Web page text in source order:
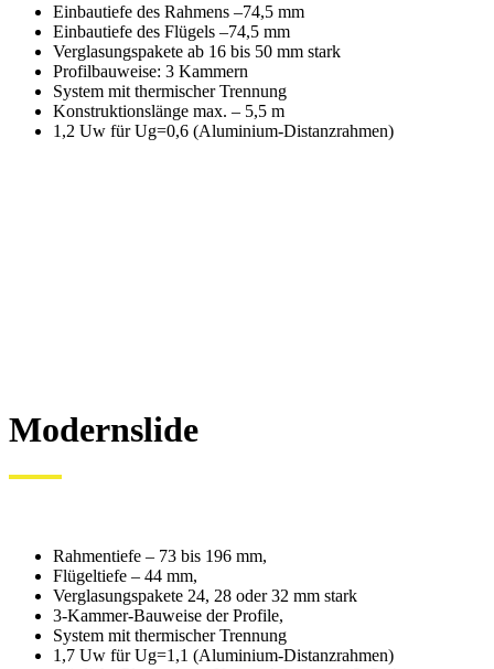
Einbautiefe des Rahmens –74,5 mm
Einbautiefe des Flügels –74,5 mm
Verglasungspakete ab 16 bis 50 mm stark
Profilbauweise: 3 Kammern
System mit thermischer Trennung
Konstruktionslänge max. – 5,5 m
1,2 Uw für Ug=0,6 (Aluminium-Distanzrahmen)
Modernslide
Rahmentiefe – 73 bis 196 mm,
Flügeltiefe – 44 mm,
Verglasungspakete 24, 28 oder 32 mm stark
3-Kammer-Bauweise der Profile,
System mit thermischer Trennung
1,7 Uw für Ug=1,1 (Aluminium-Distanzrahmen)